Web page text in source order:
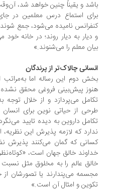
و یقیناً چنین خواهد شد، آن‌وقت
استماع درس معلمین در جای
نامیده می‌شود، جمع شوند و
به دیار روند؛ در خانه خود
معلم را می‌شنوند.»
چالاک‌تر از پرندگان
دوم این رساله اما به‌مراتب از
پیش‌بینی فروغی محقق نشده است.
می‌پردازد و از خلال توجه به
از حیاتی نوین برای انسان
داروین به دیده تایید می‌نگرد. با
که لازمه پذیرش این نظریه، انکار
که گمان می‌کنند پذیرش نظریه
خالق جهان است،
عالم را به مخلوق مثل نسبت
می‌پندارند یا تصورشان از خلقت
و امثال آن است.»